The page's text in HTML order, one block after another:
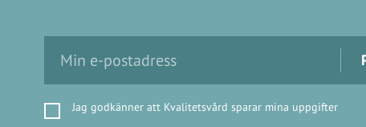
Jag godkänner att Kvalitetsvård sparar mina uppgifter